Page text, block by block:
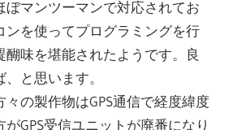
マンツーマンで対応されてお
ンを使ってプログラミングを行
醐味を堪能されたようです。良
と思います。
の製作物はGPS通信で経度緯度
GPS受信ユニットが廃番になり